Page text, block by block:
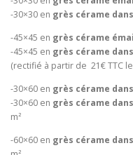
-30×30 en grès cérame
-45×45 en grès cérame
-45×45 en grès cérame
(rectifié à partir de 21€ TTC le
-30×60 en grès cérame
-30×60 en grès cérame
m²
-60×60 en grès cérame